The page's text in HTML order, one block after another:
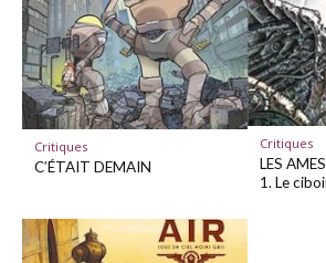
Critiques
C’ÉTAIT DEMAIN
Critiques
LES
1. Le